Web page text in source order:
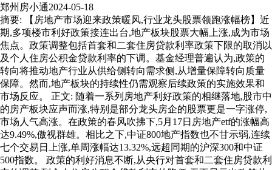
郑州房小通2024-05-18
摘要: 【房地产市场迎来政策暖风,行业龙头股票领跑涨幅榜】近
期,多项楼市利好政策接连出台,地产板块股票大幅上涨,成为市场
焦点。政策调整包括首套和二套住房贷款利率政策下限的取消以
及个人住房公积金贷款利率的下调。基金经理普遍认为,政策的
转向将推动地产行业从供给侧转向需求侧,从增量保障转向质量
保障。然而,地产板块的持续性仍需观察后续政策的实施效果和
市场反应。 正文: 随着一系列房地产利好政策的相继落地,股市中
的房产板块应声而涨,特别是部分龙头房企的股票更是一字涨停,
市场人气高涨。在政策的春风吹拂下,5月17日房地产etf的涨幅高
达9.49%,傲视群雄。相比之下,中证800地产指数也不甘示弱,连续
七个交易日上涨,单周涨幅达13.32%,远超同期的沪深300和中证
500指数。 政策的利好消息不断,从央行对首套和二套住房贷款利